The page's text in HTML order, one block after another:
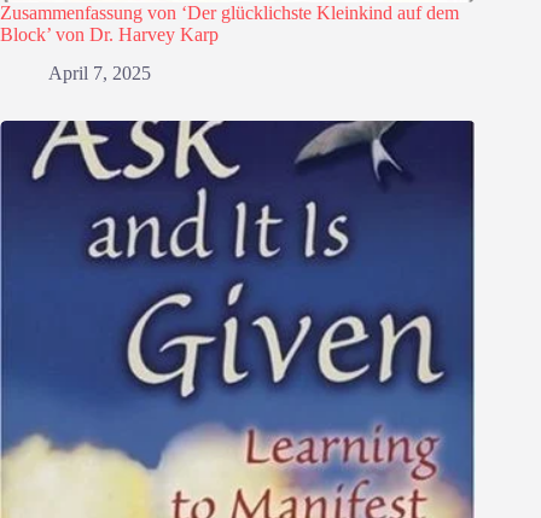
Zusammenfassung von ‘Der glücklichste Kleinkind auf dem
Block’ von Dr. Harvey Karp
April 7, 2025